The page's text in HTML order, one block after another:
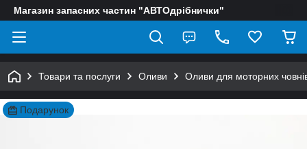
Магазин запасних частин "АВТОдрібнички"
Товари та послуги Оливи Оливи для моторних
Подарунок